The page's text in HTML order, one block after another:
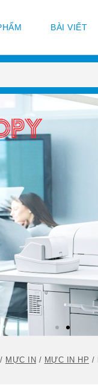
BÀI VIẾT
/ MỰC IN / MỰC IN HP /